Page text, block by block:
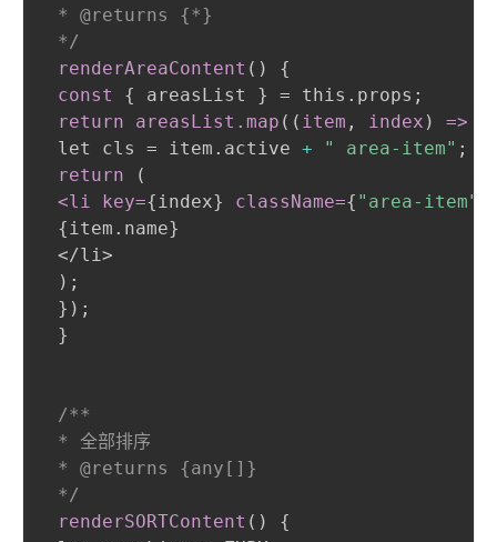
* @returns {*}
*/
renderAreaContent ( )
{
const
{ areasList } = this.props ;
return areasList .map ( ( item , index ) =>
let cls = item.active + " area-item" ;
return
(
<li key={index} className={ "area-item"
{item.name}
</li>
) ;
} ) ;
}
/**
* 全部排序
* @returns {any[]}
*/
renderSORTContent ( )
{